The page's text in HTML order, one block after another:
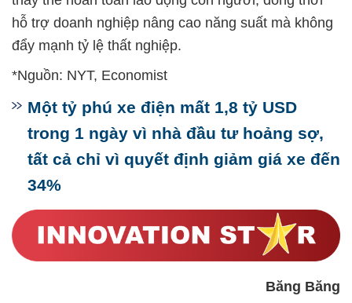
hỗ trợ doanh nghiệp nâng cao năng suất mà không
đẩy mạnh tỷ lệ thất nghiệp.
*Nguồn: NYT, Economist
Một tỷ phú xe điện mất 1,8 tỷ USD
trong 1 ngày vì nhà đầu tư hoảng sợ,
tất cả chỉ vì quyết định giảm giá xe đến
34%
Băng Băng